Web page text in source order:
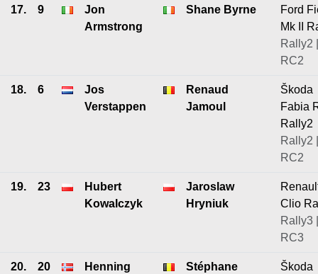
17. 9
Jon
Armstrong
Shane Byrne
Ford
Mk II
Rally2 |
RC2
18. 6
Jos
Verstappen
Renaud
Jamoul
Škoda
Fabia
Rally2
Rally2 |
RC2
19. 23
Hubert
Kowalczyk
Jaroslaw
Hryniuk
Clio
Rally3 |
RC3
20. 20
Henning
Stéphane
Škoda